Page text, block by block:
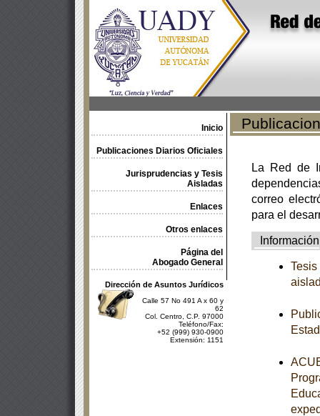
Inicio
Publicaciones Diarios Oficiales
Jurisprudencias y Tesis
Aisladas
Enlaces
Otros enlaces
Página del
Abogado General
Dirección de Asuntos Jurídicos
Calle 57 No 491 A x 60 y
62
Col. Centro, C.P. 97000
Teléfono/Fax:
+52 (999) 930-0900
Extensión: 1151
La Red de
correo
para el
Información